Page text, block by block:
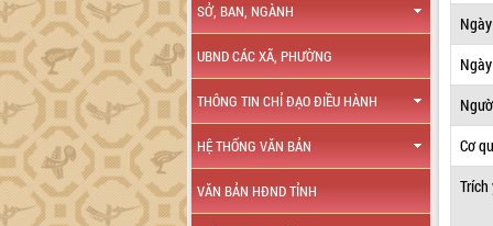
SỞ, BAN, NGÀNH
UBND CÁC XÃ, PHƯỜNG
THÔNG TIN CHỈ ĐẠO ĐIỀU HÀNH
HỆ THỐNG VĂN BẢN
VĂN BẢN HĐND TỈNH
Cơ
Trích